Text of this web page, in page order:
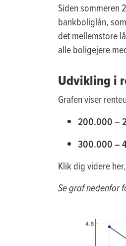
Siden sommeren
bankboliglån,
det mellemstore
alle boligejere
Udvikling i
Grafen viser
200.000 –
300.000 –
Klik dig videre
Se graf nedenfor